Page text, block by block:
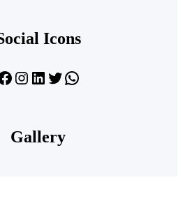
Icons
Gallery